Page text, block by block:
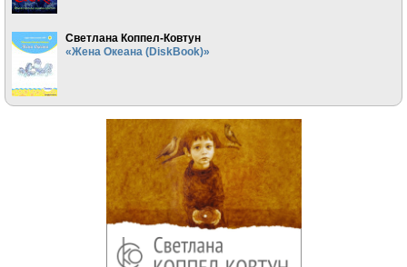
Светлана Коппел-Ковтун
«Жена Океана (DiskBook)»